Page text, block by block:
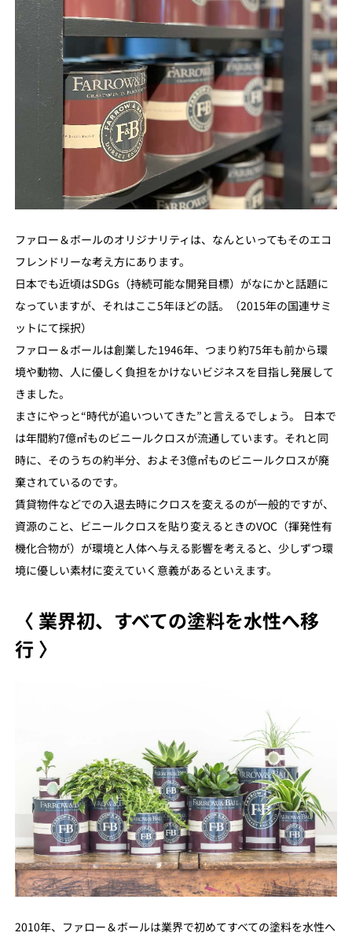
ファロー＆ボールのオリジナリティは、なんといってもそのエコ
フレンドリーな考え方にあります。
日本でも近頃はSDGs（持続可能な開発目標）がなにかと話題に
なっていますが、それはここ5年ほどの話。（2015年の国連サミ
ットにて採択）
ファロー＆ボールは創業した1946年、つまり約75年も前から環
境や動物、人に優しく負担をかけないビジネスを目指し発展して
きました。
まさにやっと“時代が追いついてきた”と言えるでしょう。 日本で
は年間約7億㎡ものビニールクロスが流通しています。それと同
時に、そのうちの約半分、およそ3億㎡ものビニールクロスが廃
棄されているのです。
賃貸物件などでの入退去時にクロスを変えるのが一般的ですが、
資源のこと、ビニールクロスを貼り変えるときのVOC（揮発性有
機化合物が）が環境と人体へ与える影響を考えると、少しずつ環
境に優しい素材に変えていく意義があるといえます。
〈 業界初、すべての塗料を水性へ移
行 〉
2010年、ファロー＆ボールは業界で初めてすべての塗料を水性へ